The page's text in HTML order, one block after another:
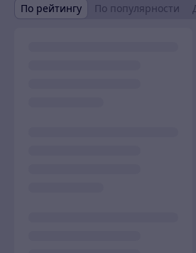
По рейтингу По популярности